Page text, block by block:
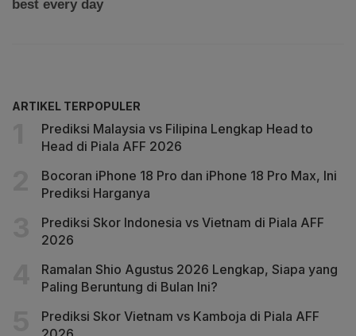
ARTIKEL TERPOPULER
Prediksi Malaysia vs Filipina Lengkap Head to
Head di Piala AFF 2026
Bocoran iPhone 18 Pro dan iPhone 18 Pro Max, Ini
Prediksi Harganya
Prediksi Skor Indonesia vs Vietnam di Piala AFF
2026
Ramalan Shio Agustus 2026 Lengkap, Siapa yang
Paling Beruntung di Bulan Ini?
Prediksi Skor Vietnam vs Kamboja di Piala AFF